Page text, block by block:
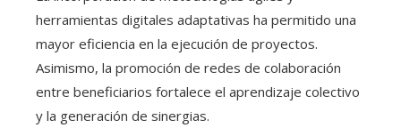
herramientas digitales adaptativas ha permitido una
mayor eficiencia en la ejecución de proyectos.
Asimismo, la promoción de redes de colaboración
entre beneficiarios fortalece el aprendizaje colectivo
y la generación de sinergias.